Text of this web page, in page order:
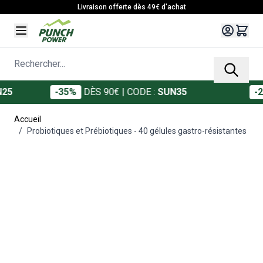
Livraison offerte dès 49€ d'achat
Rechercher...
DÈS 90€| CODE :SUN35
Accueil
/
Probiotiques et Prébiotiques - 40 gélules gastro-résistantes